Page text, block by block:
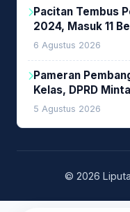
Pacitan Tembus
2024, Masuk 11
6 Agustus 2026
Pameran
Kelas, DPRD
Prioritas
5 Agustus 2026
© 2026